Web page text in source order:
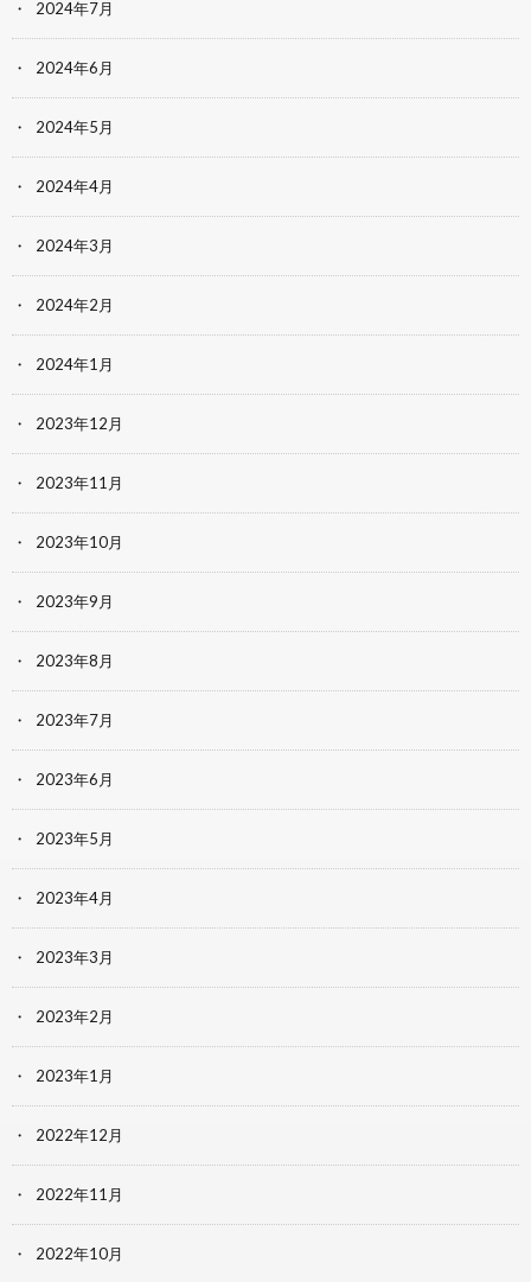
2024年7月
2024年6月
2024年5月
2024年4月
2024年3月
2024年2月
2024年1月
2023年12月
2023年11月
2023年10月
2023年9月
2023年8月
2023年7月
2023年6月
2023年5月
2023年4月
2023年3月
2023年2月
2023年1月
2022年12月
2022年11月
2022年10月